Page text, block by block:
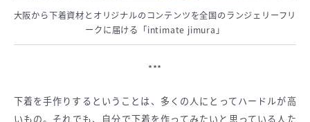
大阪から下着資材とオリジナルのコンテンツを全国のランジェリーフリ
ークに届ける「intimate jimura」
***
下着を手作りするということは、多くの人にとってハードルが高
いもの。それでも、自分で下着を作ってみたいと思っている人た